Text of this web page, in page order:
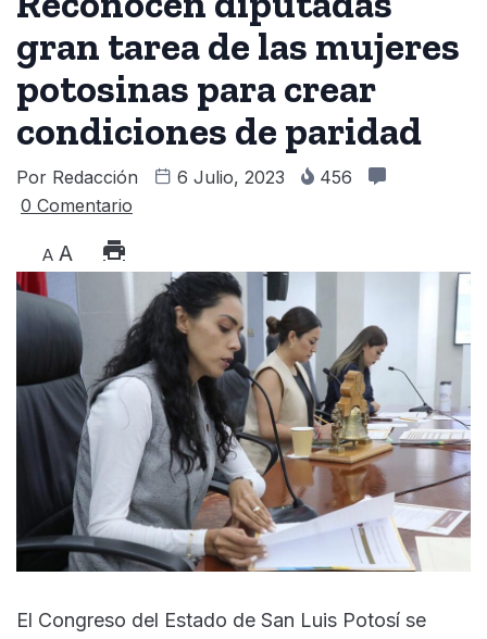
gran tarea de las mujeres
potosinas para crear
condiciones de paridad
Por Redacción 6 Julio, 2023
456
0 Comentario
A A
El Congreso del Estado de San Luis Potosí se